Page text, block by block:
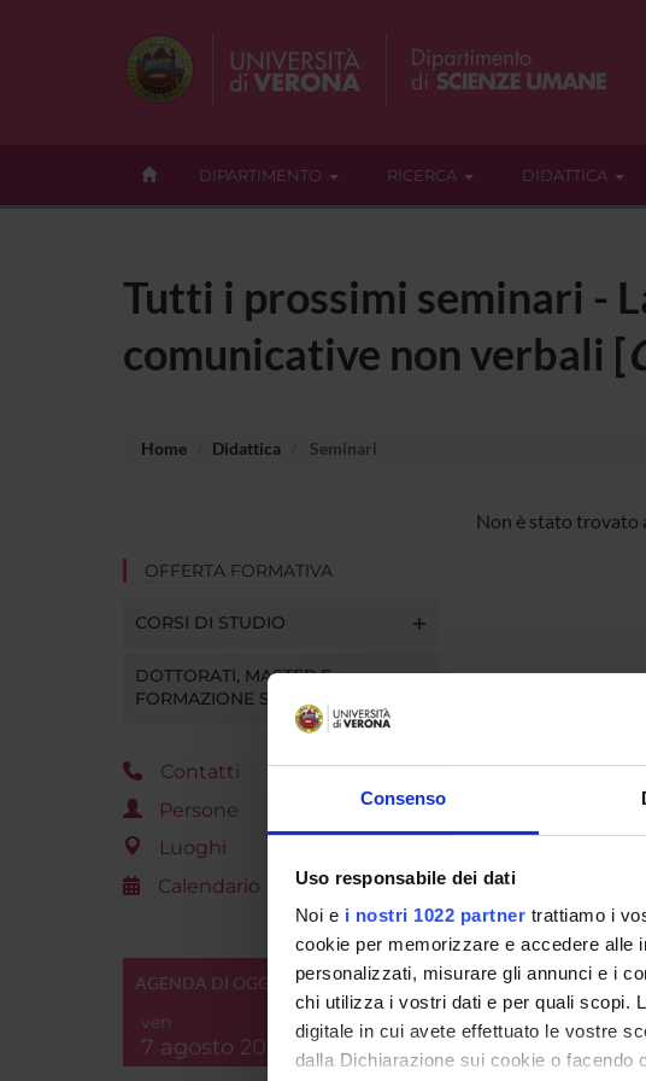
Consenso
Uso responsabile dei dati
Noi e i nostri 1022 partner trattiamo i
cookie per memorizzare e accedere alle
personalizzati, misurare gli annunci e i
chi utilizza i vostri dati e per quali scopi.
digitale in cui avete effettuato le vostre
dalla Dichiarazione sui cookie o facendo
DIPARTIMENTO RICERCA DIDATTICA
Tutti i prossimi seminari -
comunicative non verbali [
Home Didattica Seminari
OFFERTA FORMATIVA
CORSI DI STUDIO
DOTTORATI, MASTER E
FORMAZIONE SUPERIORE
Contatti
Persone
Luoghi
Calendario
AGENDA DI OGGI
ven
7 agosto 2026
Non è stato trovato